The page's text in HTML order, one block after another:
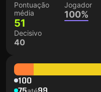
Pontuação
média
51
Jogador
100%
Decisivo
40
100
75 99